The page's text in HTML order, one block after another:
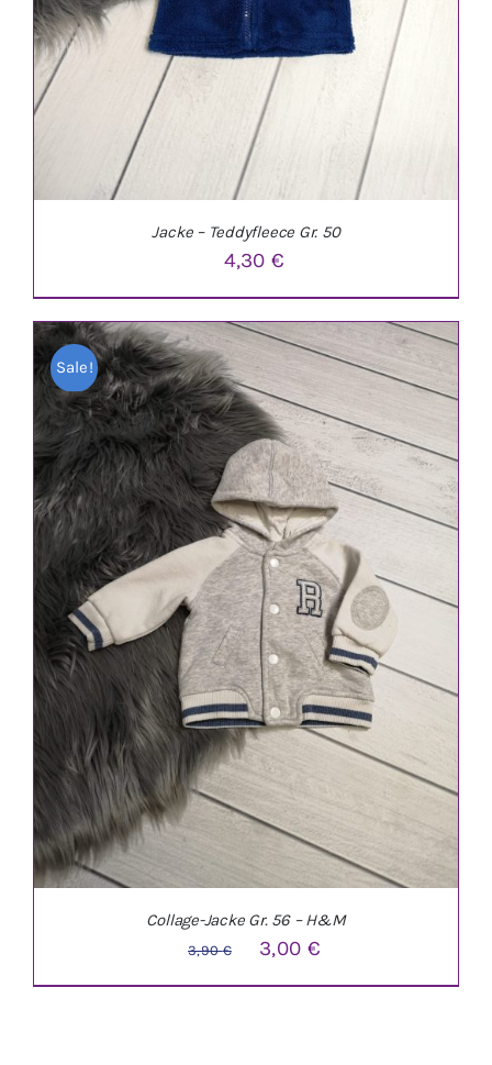
IN DEN WARENKORB / DETAILS
Jacke – Teddyfleece Gr. 50
4,30€
Sale!
Collage-Jacke Gr. 56 – H&M
3,90€
Ursprünglicher
Preis
3,00 €Aktueller
Preis